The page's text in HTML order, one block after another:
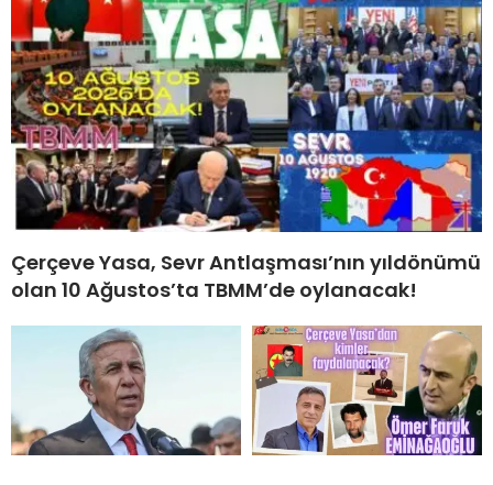
Çerçeve Yasa, Sevr Antlaşması’nın yıldönümü
olan 10 Ağustos’ta TBMM’de oylanacak!